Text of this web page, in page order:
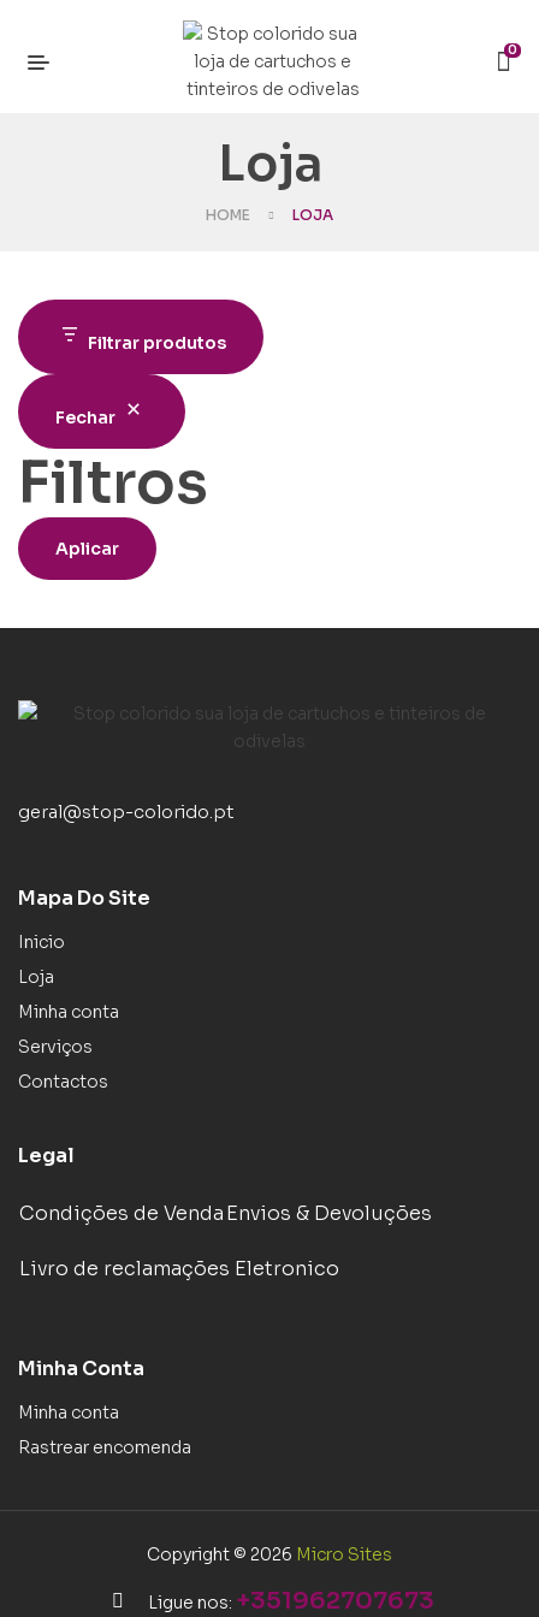
0
Loja
HOME LOJA
Filtrar produtos
Fechar
Filtros
Aplicar
geral@stop-colorido.pt
Mapa Do Site
Inicio
Loja
Minha conta
Serviços
Contactos
Legal
Condições de VendaEnvios & Devoluções
Livro de reclamações Eletronico
Minha Conta
Minha conta
Rastrear encomenda
Copyright © 2026 Micro Sites
Ligue nos: +351962707673